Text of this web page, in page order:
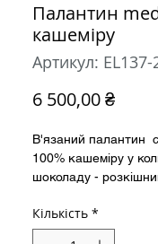
Палантин
кашеміру
Артикул:
6 500,00 ₴Ціна
В'язаний палантин
100% кашеміру у
шоколаду -
натуральної 100%
його можна носити в
Кількість *